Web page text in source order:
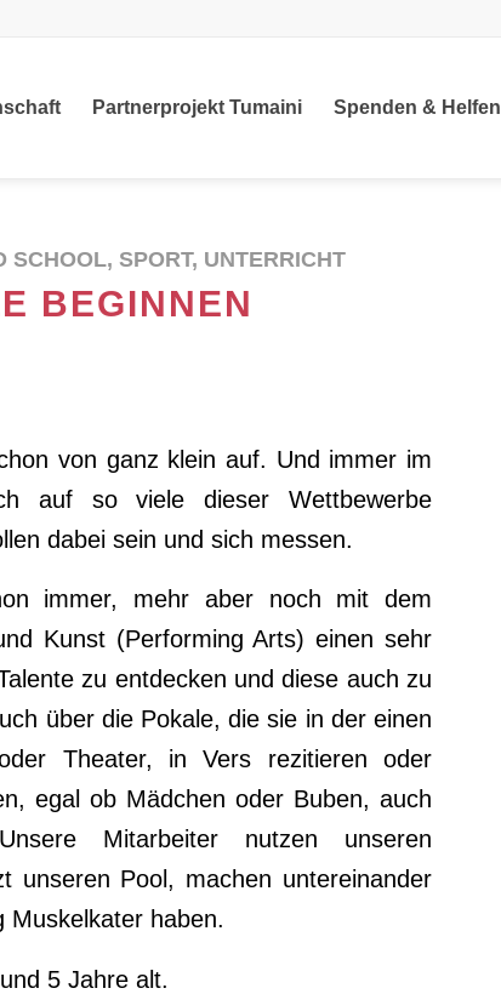
Partnerprojekt Tumaini Spenden & Helfen
SCHOOL, SPORT, UNTERRICHT
BEGINNEN
von ganz klein auf. Und immer im
auf so viele dieser Wettbewerbe
dabei sein und sich messen.
immer, mehr aber noch mit dem
Kunst (Performing Arts) einen sehr
zu entdecken und diese auch zu
über die Pokale, die sie in der einen
Theater, in Vers rezitieren oder
egal ob Mädchen oder Buben, auch
Mitarbeiter nutzen unseren
unseren Pool, machen untereinander
Muskelkater haben.
5 Jahre alt.